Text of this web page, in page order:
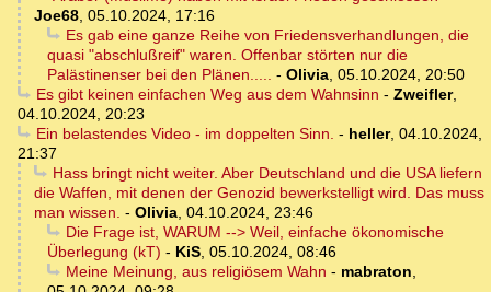
Joe68, 05.10.2024, 17:16
Es gab eine ganze Reihe von Friedensverhandlungen, die
quasi "abschlußreif" waren. Offenbar störten nur die
Palästinenser bei den Plänen..... - Olivia, 05.10.2024, 20:50
Es gibt keinen einfachen Weg aus dem Wahnsinn - Zweifler,
04.10.2024, 20:23
Ein belastendes Video - im doppelten Sinn. - heller, 04.10.2024,
21:37
Hass bringt nicht weiter. Aber Deutschland und die USA liefern
die Waffen, mit denen der Genozid bewerkstelligt wird. Das muss
man wissen. - Olivia, 04.10.2024, 23:46
Die Frage ist, WARUM --> Weil, einfache ökonomische
Überlegung (kT) - KiS, 05.10.2024, 08:46
Meine Meinung, aus religiösem Wahn - mabraton,